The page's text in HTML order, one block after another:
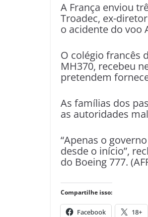
A França enviou
Troadec, ex-
o acidente do voo
O colégio francês
MH370, recebeu
pretendem
As famílias dos
as autoridades
“Apenas o
desde o início”,
do Boeing 777.
Compartilhe isso:
Facebook 18+